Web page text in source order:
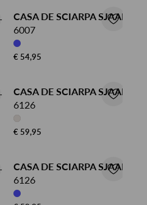
CASA DE SCIARPA SJAAL
6007
€ 54,95
CASA DE SCIARPA SJAAL
6126
€ 59,95
CASA DE SCIARPA SJAAL
6126